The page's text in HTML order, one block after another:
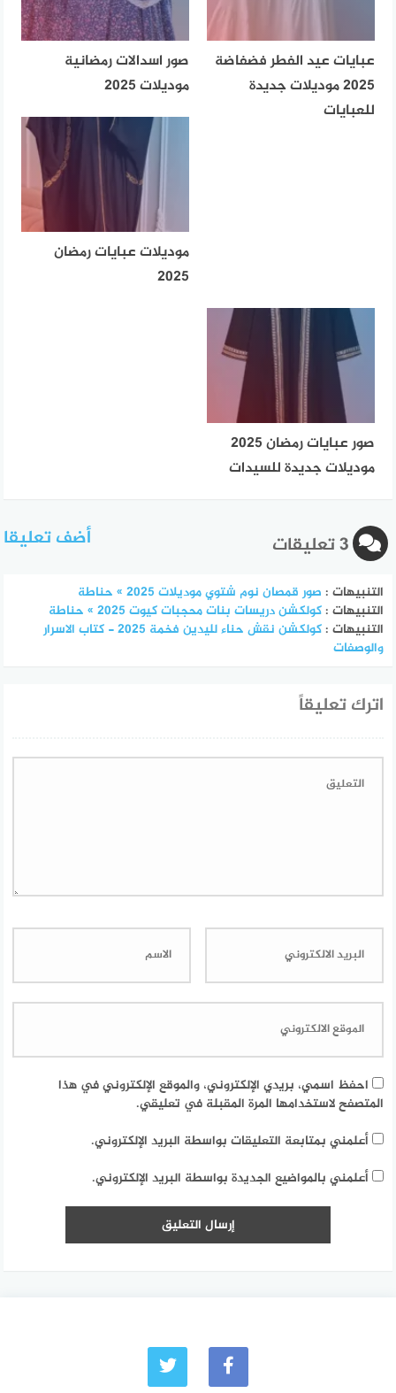
عبايات عيد الفطر فضفاضة
2025 موديلات جديدة
للعبايات
صور اسدالات رمضانية
موديلات 2025
موديلات عبايات رمضان
2025
صور عبايات رمضان 2025
موديلات جديدة للسيدات
3 تعليقات أضف تعليقا
التنبيهات : صور قمصان نوم شتوي موديلات 2025 » حناطة
التنبيهات :كولكشن دريسات بنات محجبات كيوت 2025 » حناطة
التنبيهات :
كولكشن نقش حناء لليدين فخمة 2025 - كتاب الاسرار
والوصفات
اترك تعليقاً
احفظ اسمي، بريدي الإلكتروني، والموقع الإلكتروني في هذا
المتصفح لاستخدامها المرة المقبلة في تعليقي.
أعلمني بمتابعة التعليقات بواسطة البريد الإلكتروني.
أعلمني بالمواضيع الجديدة بواسطة البريد الإلكتروني.